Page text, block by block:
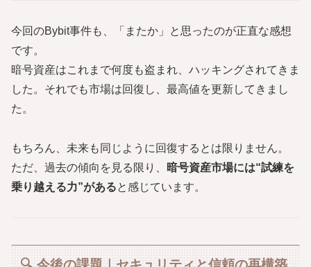
今回のBybit事件も、「またか」と思ったのが正直な感想
です。
暗号資産はこれまで何度も盗まれ、ハッキングされてきま
した。それでも市場は回復し、最高値を更新してきまし
た。
もちろん、未来も同じように回復するとは限りません。
ただ、過去の傾向を見る限り、
暗号資産市場には“試練を
乗り越える力”があると感じています。